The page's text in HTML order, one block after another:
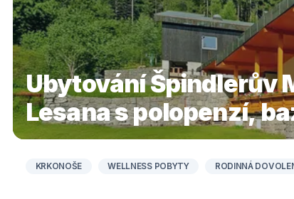
Ubytování Špindlerův
Lesana s polopenzí,
KRKONOŠE WELLNESS POBYTY RODINNÁ